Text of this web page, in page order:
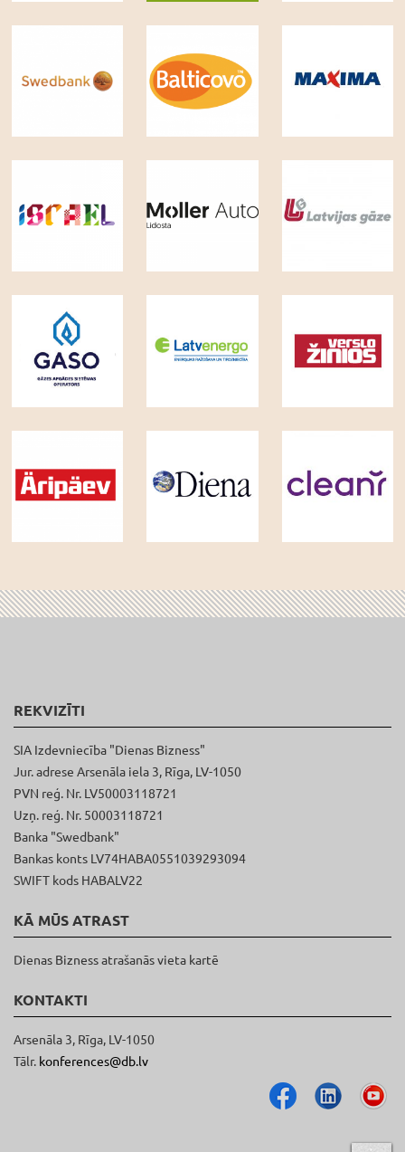
REKVIZĪTI
SIA Izdevniecība "Dienas Bizness"
Jur. adrese Arsenāla iela 3, Rīga, LV-1050
PVN reģ. Nr. LV50003118721
Uzņ. reģ. Nr. 50003118721
Banka "Swedbank"
Bankas konts LV74HABA0551039293094
SWIFT kods HABALV22
KĀ MŪS ATRAST
Dienas Bizness atrašanās vieta kartē
KONTAKTI
Arsenāla 3, Rīga, LV-1050
Tālr. konferences@db.lv